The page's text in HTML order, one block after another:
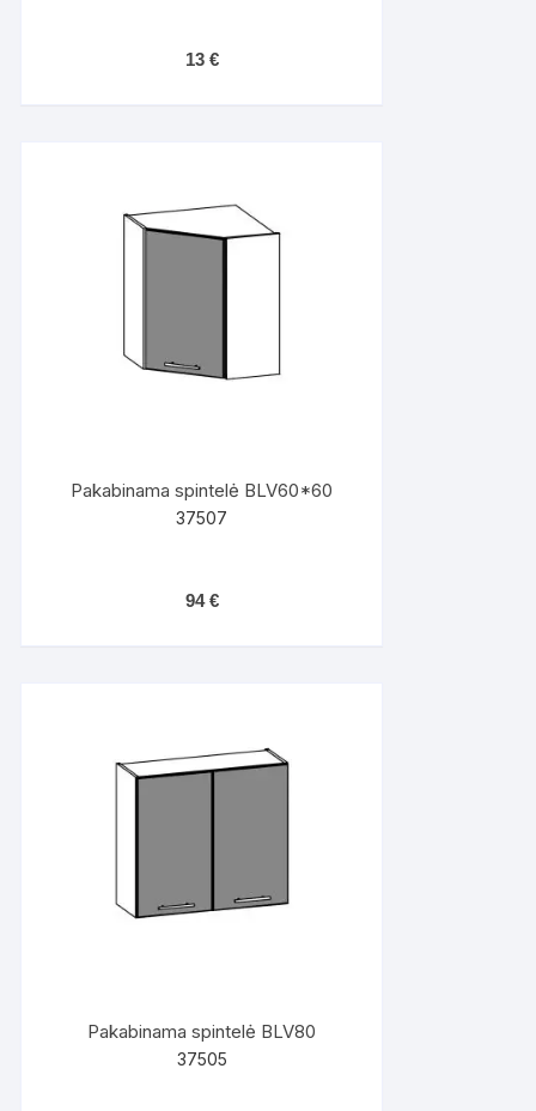
13 €
Pakabinama spintelė BLV60*60
37507
94€
Pakabinama spintelė BLV80
37505